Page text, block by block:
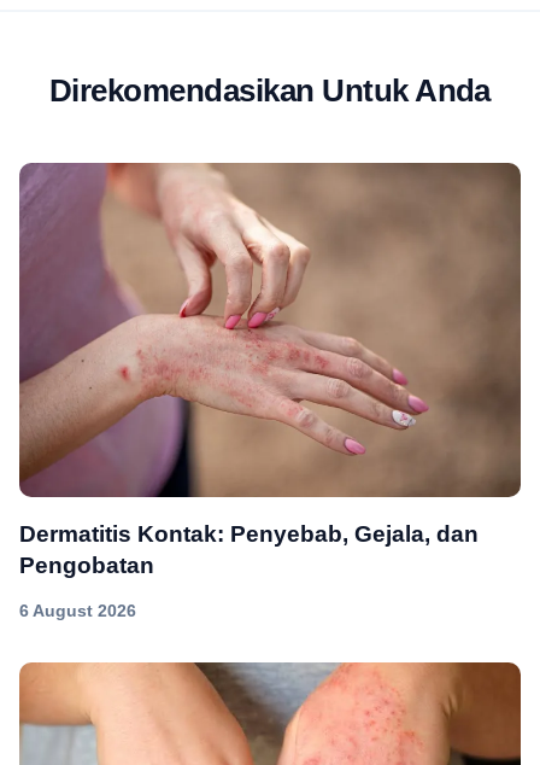
Direkomendasikan Untuk Anda
Dermatitis Kontak: Penyebab, Gejala, dan
Pengobatan
6 August 2026